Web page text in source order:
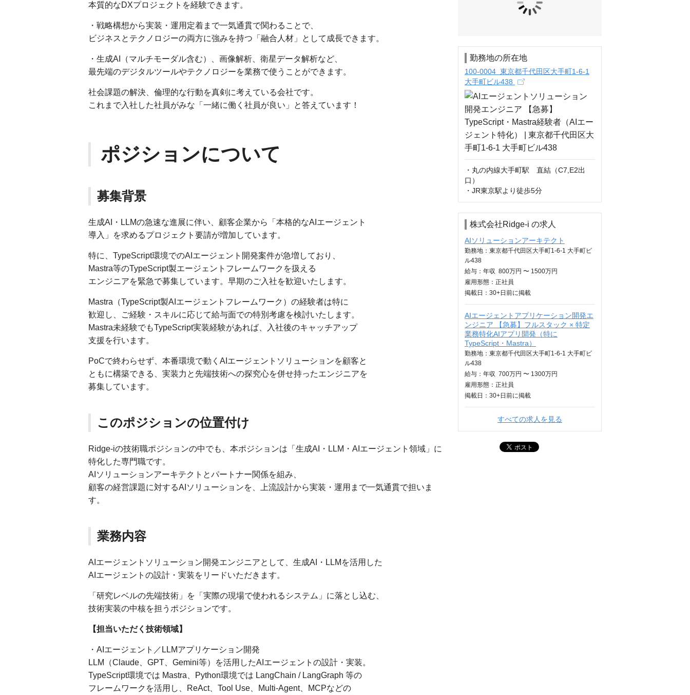
本質的なDXプロジェクトを経験できます。
・戦略構想から実装・運用定着まで一気通貫で関わることで、
ビジネスとテクノロジーの両方に強みを持つ「融合人材」として成長できます。
・生成AI（マルチモーダル含む）、画像解析、衛星データ解析など、
最先端のデジタルツールやテクノロジーを業務で使うことができます。
社会課題の解決、倫理的な行動を真剣に考えている会社です。
これまで入社した社員がみな「一緒に働く社員が良い」と答えています！
ポジションについて
募集背景
生成AI・LLMの急速な進展に伴い、顧客企業から「本格的なAIエージェント
導入」を求めるプロジェクト要請が増加しています。
特に、TypeScript環境でのAIエージェント開発案件が急増しており、
Mastra等のTypeScript製エージェントフレームワークを扱える
エンジニアを緊急で募集しています。早期のご入社を歓迎いたします。
Mastra（TypeScript製AIエージェントフレームワーク）の経験者は特に
歓迎し、ご経験・スキルに応じて給与面での特別考慮を検討いたします。
Mastra未経験でもTypeScript実装経験があれば、入社後のキャッチアップ
支援を行います。
PoCで終わらせず、本番環境で動くAIエージェントソリューションを顧客と
ともに構築できる、実装力と先端技術への探究心を併せ持ったエンジニアを
募集しています。
このポジションの位置付け
Ridge-iの技術職ポジションの中でも、本ポジションは「生成AI・LLM・AIエージェント領域」に
特化した専門職です。
AIソリューションアーキテクトとパートナー関係を組み、
顧客の経営課題に対するAIソリューションを、上流設計から実装・運用まで一気通貫で担いま
す。
業務内容
AIエージェントソリューション開発エンジニアとして、生成AI・LLMを活用した
AIエージェントの設計・実装をリードいただきます。
「研究レベルの先端技術」を「実際の現場で使われるシステム」に落とし込む、
技術実装の中核を担うポジションです。
【担当いただく技術領域】
・AIエージェント／LLMアプリケーション開発
LLM（Claude、GPT、Gemini等）を活用したAIエージェントの設計・実装。
TypeScript環境では Mastra、Python環境では LangChain / LangGraph 等の
フレームワークを活用し、ReAct、Tool Use、Multi-Agent、MCPなどの
勤務地の所在地
100-0004 東京都千代田区大手町1-6-1
大手町ビル438
・丸の内線大手町駅　直結（C7,E2出
口）
・JR東京駅より徒歩5分
株式会社Ridge-i の求人
AIソリューションアーキテクト
勤務地：東京都千代田区大手町1-6-1 大手町ビ
ル438
給与： 年収 800万円 〜 1500万円
雇用形態：正社員
掲載日： 30+日 前に掲載
AIエージェントアプリケーション開発エ
ンジニア 【急募】フルスタック × 特定
業務特化AIアプリ開発（特に
TypeScript・Mastra）
勤務地：東京都千代田区大手町1-6-1 大手町ビ
ル438
給与： 年収 700万円 〜 1300万円
雇用形態：正社員
掲載日： 30+日 前に掲載
すべての求人を見る